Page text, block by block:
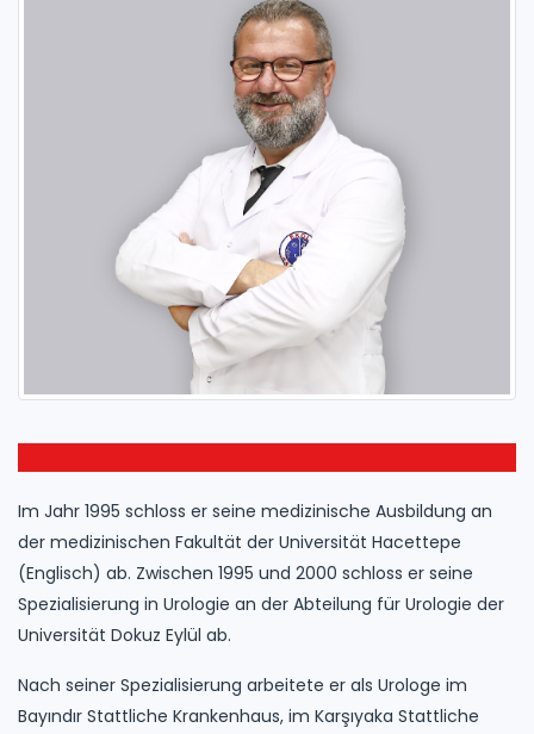
Im Jahr 1995 schloss er seine medizinische Ausbildung an
der medizinischen Fakultät der Universität Hacettepe
(Englisch) ab. Zwischen 1995 und 2000 schloss er seine
Spezialisierung in Urologie an der Abteilung für Urologie der
Universität Dokuz Eylül ab.
Nach seiner Spezialisierung arbeitete er als Urologe im
Bayındır Stattliche Krankenhaus, im Karşıyaka Stattliche